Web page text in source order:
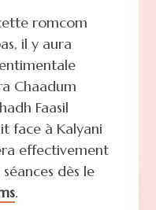
romcom
il y aura
Chaadum
Faasil
face à Kalyani
effectivement
dès le
.